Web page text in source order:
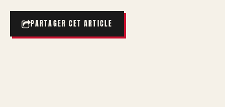
PARTAGER CET ARTICLE